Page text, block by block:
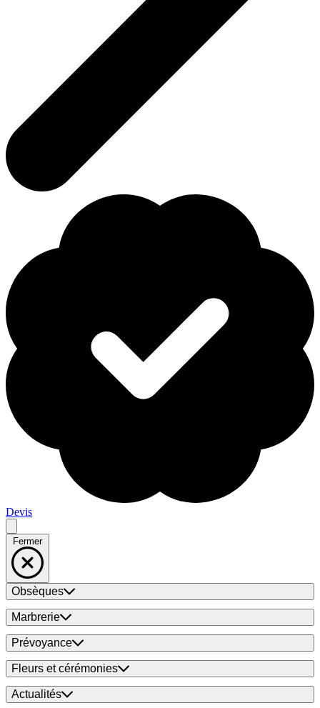
Devis
Fermer
Obsèques
Marbrerie
Prévoyance
Fleurs et cérémonies
Actualités